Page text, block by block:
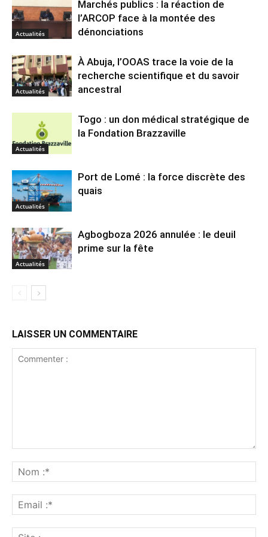
Actualités
Marchés publics : la réaction de
l’ARCOP face à la montée des
dénonciations
Actualités
À Abuja, l’OOAS trace la voie de la
recherche scientifique et du savoir
ancestral
Actualités
Togo : un don médical stratégique de
la Fondation Brazzaville
Actualités
Port de Lomé : la force discrète des
quais
Actualités
Agbogboza 2026 annulée : le deuil
prime sur la fête
LAISSER UN COMMENTAIRE